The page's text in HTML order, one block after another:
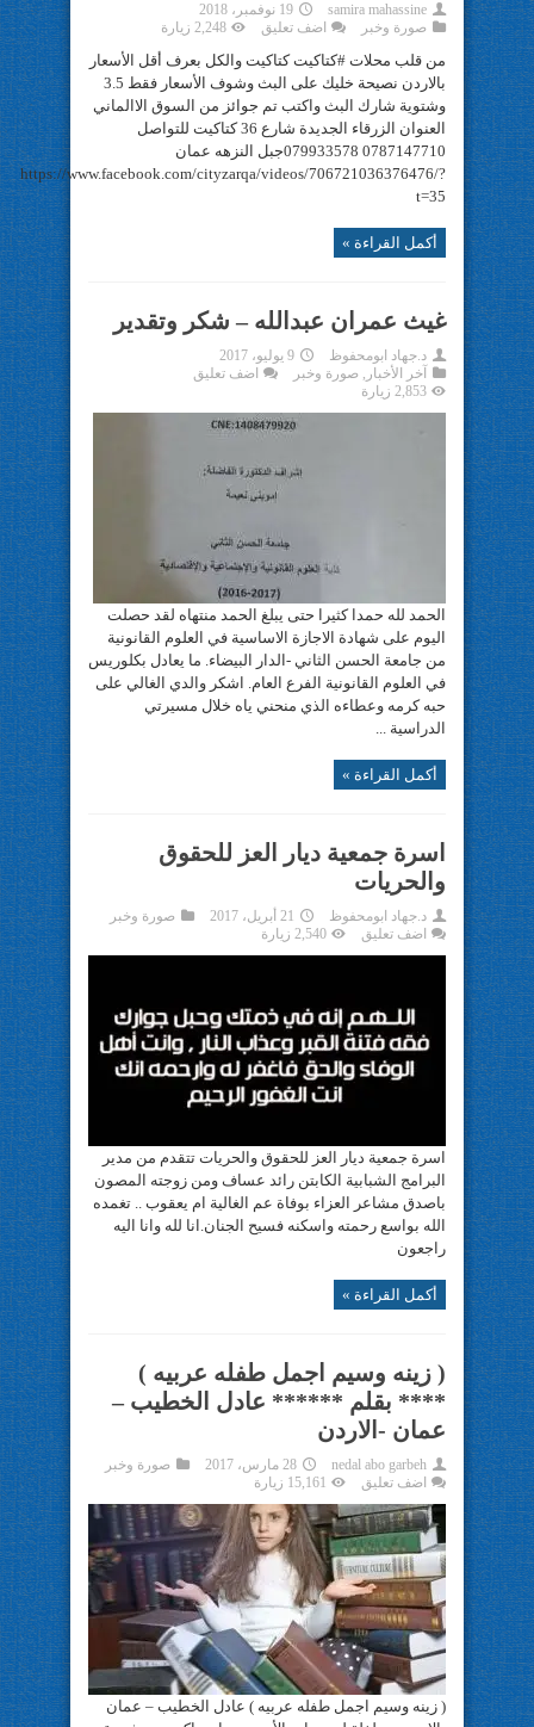
samira mahassine
19 نوفمبر، 2018
صورة وخبر
اضف تعليق 2,248 زيارة
من قلب محلات #كتاكيت كتاكيت والكل بعرف أقل الأسعار
بالاردن نصيحة خليك على البث وشوف الأسعار فقط 3.5
وشتوية شارك البث واكتب تم جوائز من السوق الاالماني
العنوان الزرقاء الجديدة شارع 36 كتاكيت للتواصل
0787147710 079933578جبل النزهه عمان
https://www.facebook.com/cityzarqa/videos/706721036376476/?
t=35
أكمل القراءة »
غيث عمران عبدالله – شكر وتقدير
د.جهاد ابومحفوظ
9 يوليو، 2017
آخر الأخبار , صورة وخبر
اضف تعليق
2,853 زيارة
الحمد لله حمدا كثيرا حتى يبلغ الحمد منتهاه لقد حصلت
اليوم على شهادة الاجازة الاساسية في العلوم القانونية
من جامعة الحسن الثاني -الدار البيضاء. ما يعادل بكلوريس
في العلوم القانونية الفرع العام. اشكر والدي الغالي على
حبه كرمه وعطاءه الذي منحني ياه خلال مسيرتي
الدراسية ...
أكمل القراءة »
اسرة جمعية ديار العز للحقوق
والحريات
د.جهاد ابومحفوظ 21 أبريل، 2017
صورة وخبر
اضف تعليق
2,540 زيارة
اسرة جمعية ديار العز للحقوق والحريات تتقدم من مدير
البرامج الشبابية الكابتن رائد عساف ومن زوجته المصون
باصدق مشاعر العزاء بوفاة عم الغالية ام يعقوب .. تغمده
الله بواسع رحمته واسكنه فسيح الجنان.انا لله وانا اليه
راجعون
أكمل القراءة »
( زينه وسيم اجمل طفله عربيه )
**** بقلم ****** عادل الخطيب –
عمان -الاردن
nedal abo garbeh 28 مارس، 2017
صورة وخبر
اضف تعليق
15,161 زيارة
( زينه وسيم اجمل طفله عربيه ) عادل الخطيب – عمان